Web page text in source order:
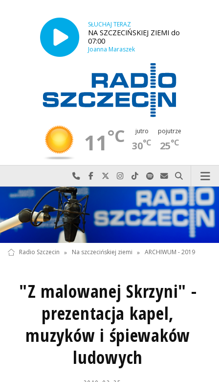
SŁUCHAJ TERAZ
NA SZCZECIŃSKIEJ ZIEMI do
07:00
Joanna Maraszek
11°C jutro
30°C
pojutrze
25°C
Najlepiej po prostu do nas zadzwoń
Odwiedź nas na Facebook-u
Odwiedź nas na X
Odwiedź nas na Instagram-ie
Odwiedź nas na TikTok-u
Szukaj nas na Spotify
Wyślij do nas
Szukaj
Radio Szczecin » Na szczecińskiej ziemi » ARCHIWUM - 2019
"Z malowanej Skrzyni" -
prezentacja kapel,
muzyków i śpiewaków
ludowych